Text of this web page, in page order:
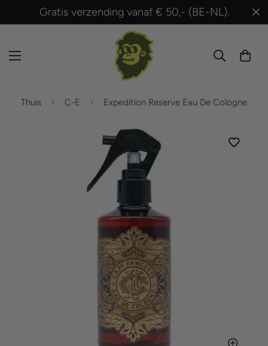
Gratis verzending vanaf € 50,- (BE-NL).
Thuis C-E Expedition Reserve Eau De Cologne